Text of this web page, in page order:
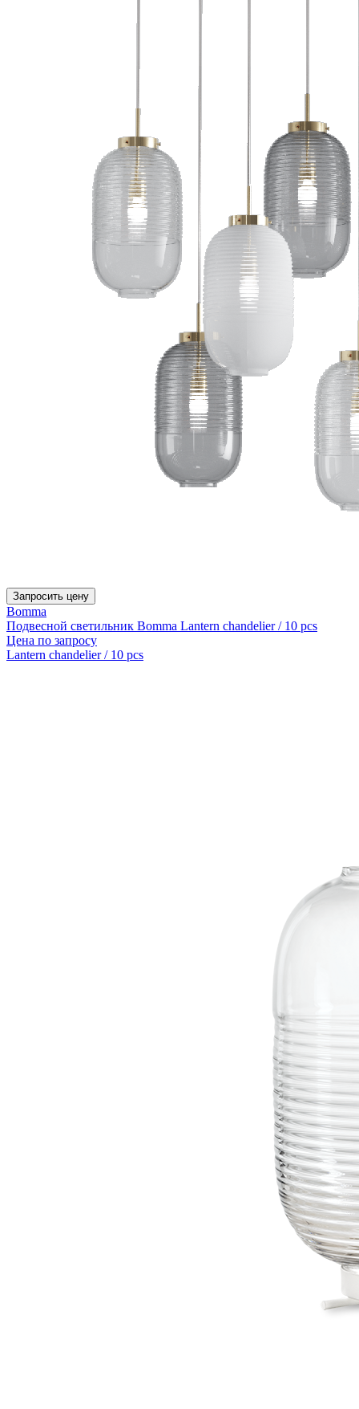
Запросить цену
Bomma
Подвесной светильник Bomma Lantern chandelier / 10 pcs
Цена по запросу
Lantern chandelier / 10 pcs